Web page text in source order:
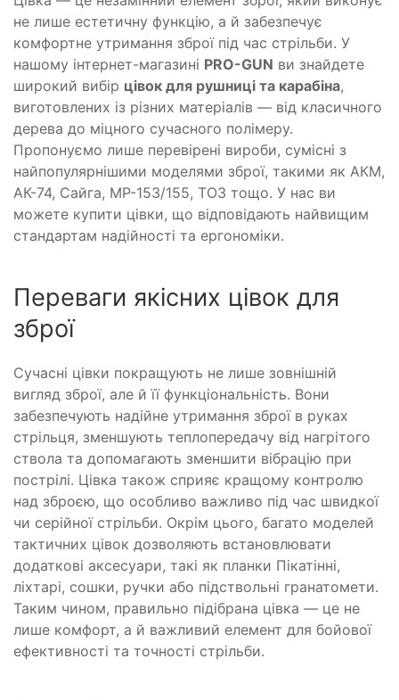
не лише естетичну функцію, а й забезпечує
комфортне утримання зброї під час стрільби. У
нашому інтернет-магазині PRO-GUN ви знайдете
широкий вибір цівок для рушниці та карабіна,
виготовлених із різних матеріалів — від класичного
дерева до міцного сучасного полімеру.
Пропонуємо лише перевірені вироби, сумісні з
найпопулярнішими моделями зброї, такими як АКМ,
АК-74, Сайга, МР-153/155, ТОЗ тощо. У нас ви
можете купити цівки, що відповідають найвищим
стандартам надійності та ергономіки.
Переваги якісних цівок для
зброї
Сучасні цівки покращують не лише зовнішній
вигляд зброї, але й її функціональність. Вони
забезпечують надійне утримання зброї в руках
стрільця, зменшують теплопередачу від нагрітого
ствола та допомагають зменшити вібрацію при
пострілі. Цівка також сприяє кращому контролю
над зброєю, що особливо важливо під час швидкої
чи серійної стрільби. Окрім цього, багато моделей
тактичних цівок дозволяють встановлювати
додаткові аксесуари, такі як планки Пікатінні,
ліхтарі, сошки, ручки або підствольні гранатомети.
Таким чином, правильно підібрана цівка — це не
лише комфорт, а й важливий елемент для бойової
ефективності та точності стрільби.